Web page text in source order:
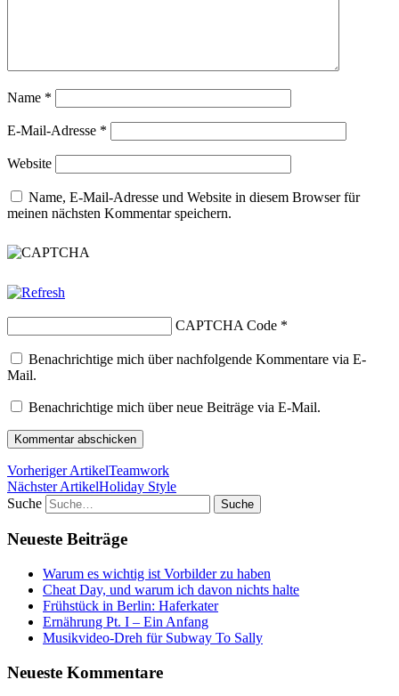
Name *
E-Mail-Adresse *
Website
Name, E-Mail-Adresse und Website in diesem Browser für
meinen nächsten Kommentar speichern.
CAPTCHA Code *
Benachrichtige mich über nachfolgende Kommentare via E-
Mail.
Benachrichtige mich über neue Beiträge via E-Mail.
Vorheriger ArtikelTeamwork
Nächster ArtikelHoliday Style
Suche
Neueste Beiträge
Warum es wichtig ist Vorbilder zu haben
Cheat Day, und warum ich davon nichts halte
Frühstück in Berlin: Haferkater
Ernährung Pt. I – Ein Anfang
Musikvideo-Dreh für Subway To Sally
Neueste Kommentare